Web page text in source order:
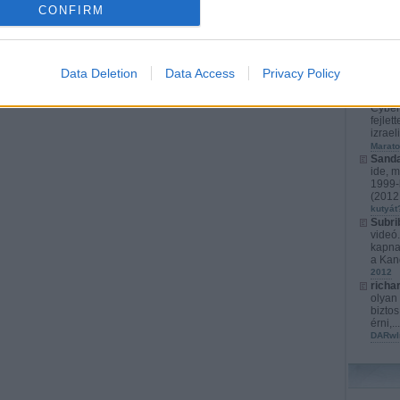
CONFIRM
Data Deletion Data Access Privacy Policy
ide,
(
a
2012
olyan